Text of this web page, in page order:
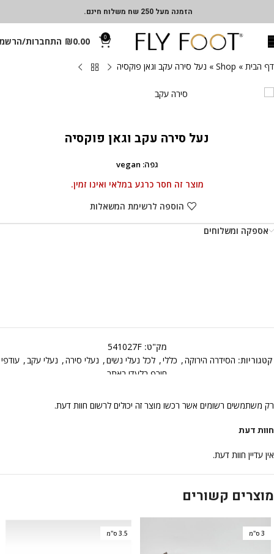
הזמנה מעל 250 שח משלוח חינם.
0
₪0.00 התחברות/
דף הבית »
Shop
» נעל סירה עקב וגאן פוקסיה
נעל סירה עקב וגאן פוקסיה
גפה: vegan
מוצר זה חסר כרגע במלאי ואינו זמין.
הוספה לרשימת המשאלות
אספקה ומשלוחים
מק"ט:541027F
קטגוריות: הסידרה הירוקה, כללי, לכל נעלי נשים, נעלי סירה, נעלי עקב, עודפי
חורף בלעדי באתר
חוות דעת
אין עדיין חוות דעת.
רק משתמשים רשומים אשר רכשו מוצר זה יכולים לרשום חוות דעת.
מוצרים קשורים
3 ס"מ 3.5 ס"מ